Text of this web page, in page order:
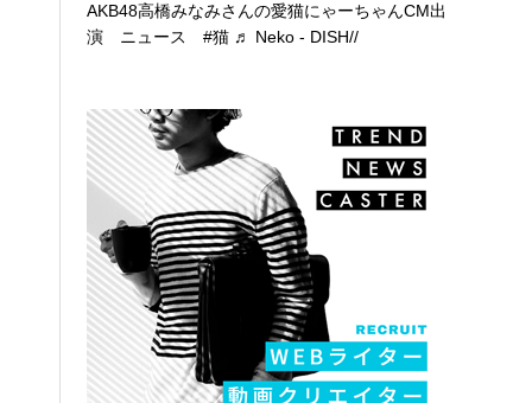
AKB48高橋みなみさんの愛猫にゃーちゃんCM出
演 ニュース#猫 ♬ Neko - DISH//